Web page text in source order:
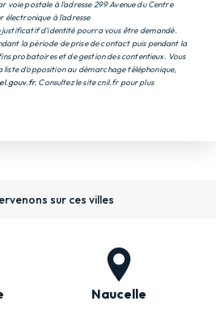
voie postale à l'adresse 299 Avenue du Centre
électronique à l'adresse
justificatif d'identité pourra vous être demandé.
la période de prise de contact puis pendant la
probatoires et de gestion des contentieux. Vous
liste d'opposition au démarchage téléphonique,
. Consultez le site cnil.fr pour plus
sur ces villes
Naucelle